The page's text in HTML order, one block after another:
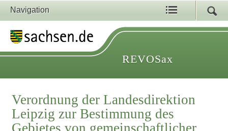
Navigation
REVOSax
Verordnung der Landesdirektion
Leipzig zur Bestimmung des